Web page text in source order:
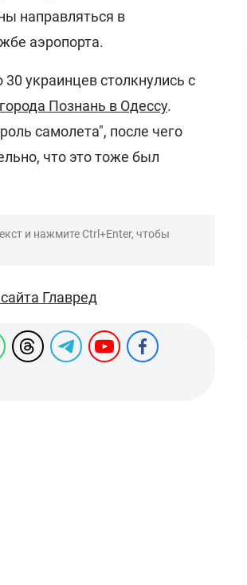
направляться в
аэропорта.
украинцев столкнулись с
Познань в Одессу.
самолета", после чего
что это тоже был
и нажмите Ctrl+Enter, чтобы
Главред